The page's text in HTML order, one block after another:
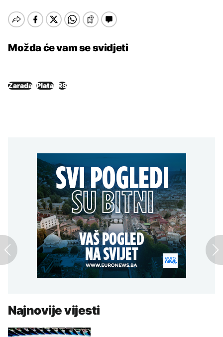
Možda će vam se svidjeti
Zarada Plata RS
Najnovije vijesti